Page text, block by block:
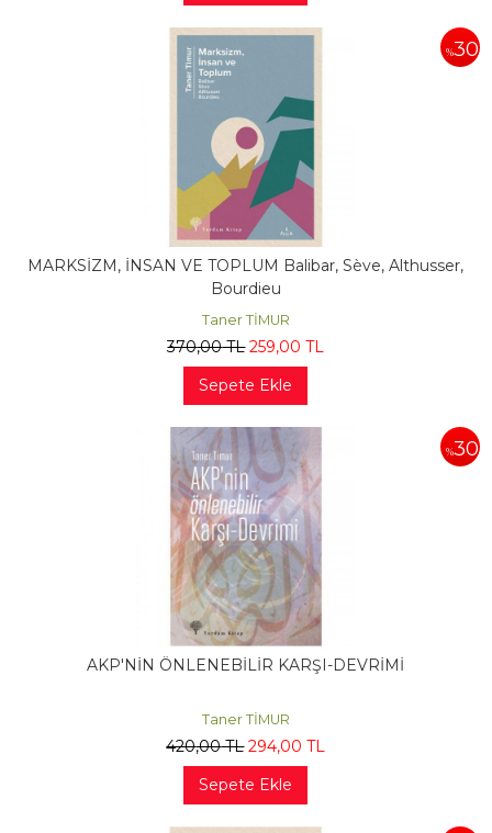
%30
MARKSİZM, İNSAN VE TOPLUM Balibar, Sève, Althusser,
Bourdieu
Taner TİMUR
370,00TL 259,00 TL
Sepete Ekle
%30
AKP'NİN ÖNLENEBİLİR KARŞI-DEVRİMİ
Taner TİMUR
420,00TL 294,00 TL
Sepete Ekle